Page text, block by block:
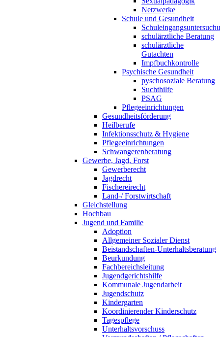
Netzwerke
Schule und Gesundheit
schulärztliche Beratung
schulärztliche
Gutachten
Impfbuchkontrolle
Psychische Gesundheit
pyschosoziale Beratung
Suchthilfe
PSAG
Pflegeeinrichtungen
Gesundheitsförderung
Heilberufe
Infektionsschutz & Hygiene
Pflegeeinrichtungen
Schwangerenberatung
Gewerbe, Jagd, Forst
Gewerberecht
Jagdrecht
Fischereirecht
Land-/ Forstwirtschaft
Gleichstellung
Hochbau
Jugend und Familie
Adoption
Allgemeiner Sozialer Dienst
Beistandschaften-Unterhaltsberatung
Beurkundung
Fachbereichsleitung
Jugendgerichtshilfe
Kommunale Jugendarbeit
Jugendschutz
Kindergarten
Koordinierender Kinderschutz
Tagespflege
Unterhaltsvorschuss